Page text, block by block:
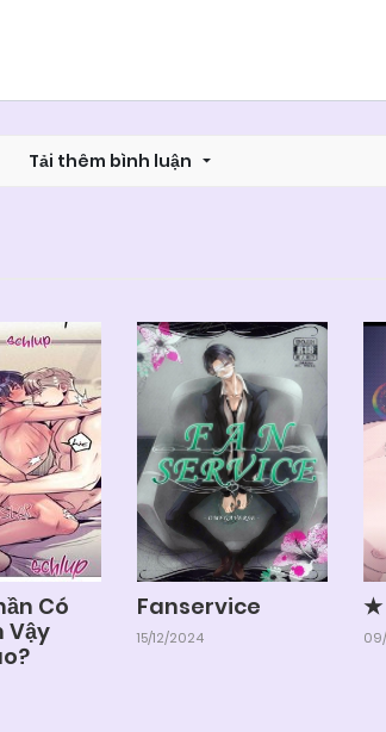
Tải thêm bình luận
Có
Vậy
Fanservice
15/12/2024
★